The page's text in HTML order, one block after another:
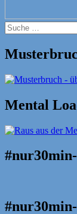
Suche
nach:
Mental